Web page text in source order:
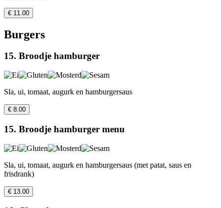
€ 11.00
Burgers
15. Broodje hamburger
Sla, ui, tomaat, augurk en hamburgersaus
€ 8.00
15. Broodje hamburger menu
Sla, ui, tomaat, augurk en hamburgersaus (met patat, saus en
frisdrank)
€ 13.00